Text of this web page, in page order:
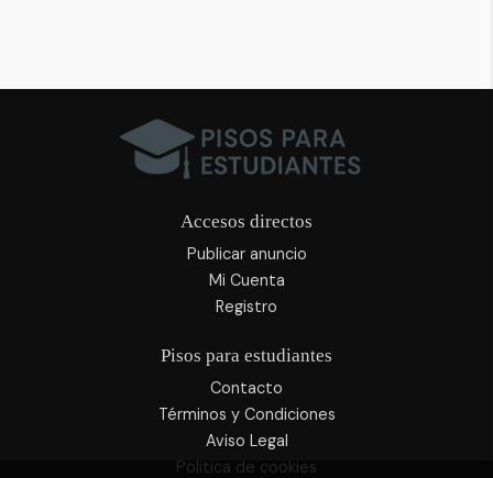
Accesos directos
Publicar anuncio
Mi Cuenta
Registro
Pisos para estudiantes
Contacto
Términos y Condiciones
Aviso Legal
Politica de cookies